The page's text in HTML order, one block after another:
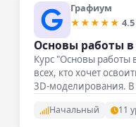
Графиум
★★★★★ 4.5
Основы работы в
Курс "Основы работы
всех, кто хочет
3D-моделирования.
Начальный 11